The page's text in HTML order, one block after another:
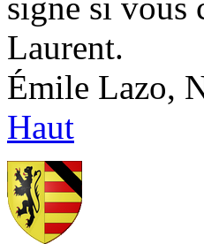
signe si vous
Laurent.
Émile Lazo,
Haut